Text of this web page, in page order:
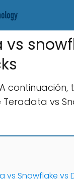
continuación,
vs
vs Snowflake vs